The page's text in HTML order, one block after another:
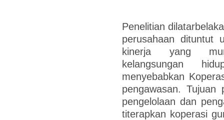
Penelitian
perusahaan dituntut
kinerja yang
kelangsungan
menyebabkan
pengawasan. Tujuan
pengelolaan dan
titerapkan koperasi